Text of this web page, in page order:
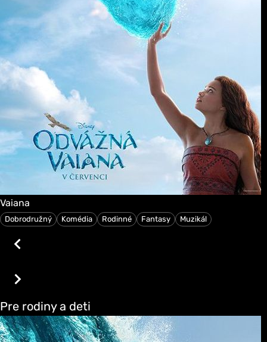
Vaiana
Dobrodružný Komédia Rodinné Fantasy Muzikál
Pre rodiny a deti